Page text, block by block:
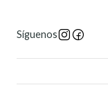
Síguenos